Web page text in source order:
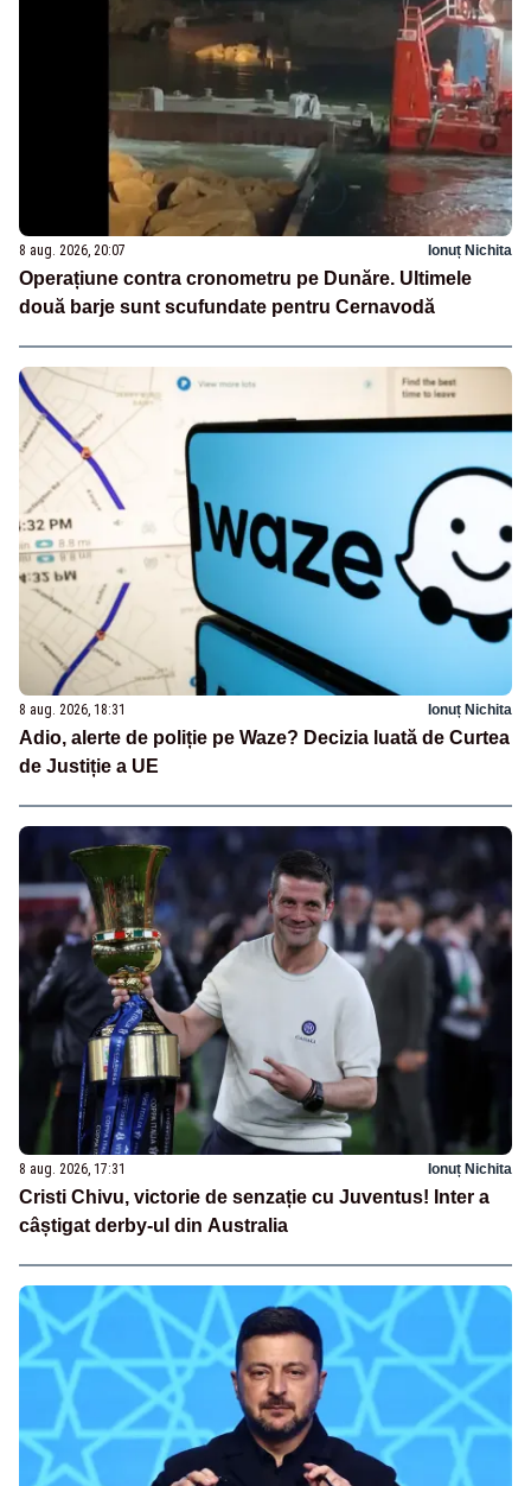
8 aug. 2026, 20:07 Ionuț Nichita
Operațiune contra cronometru pe Dunăre. Ultimele
două barje sunt scufundate pentru Cernavodă
8 aug. 2026, 18:31 Ionuț Nichita
Adio, alerte de poliție pe Waze? Decizia luată de Curtea
de Justiție a UE
8 aug. 2026, 17:31 Ionuț Nichita
Cristi Chivu, victorie de senzație cu Juventus! Inter a
câștigat derby-ul din Australia